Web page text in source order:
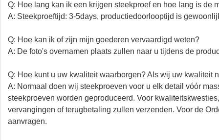
Q: Hoe lang kan ik een krijgen steekproef en hoe lang is de
A: Steekproeftijd: 3-5days, productiedoorlooptijd is
Q: Hoe kan ik of zijn mijn goederen vervaardigd weten?
A: De foto's overnamen plaats zullen naar u tijdens de
Q: Hoe kunt u uw kwaliteit waarborgen? Als wij uw kwaliteit
A: Normaal doen wij steekproeven voor u elk detail vóór
steekproeven worden geproduceerd. Voor
vervangingen of terugbetaling zullen verzenden. Voor de
aanvragen.